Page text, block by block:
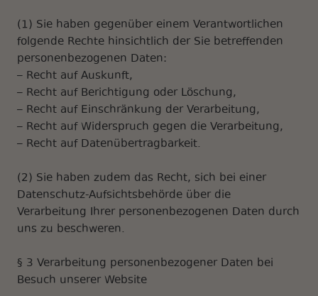
(1) Sie haben gegenüber einem Verantwortlichen
folgende Rechte hinsichtlich der Sie betreffenden
personenbezogenen Daten:
– Recht auf Auskunft,
– Recht auf Berichtigung oder Löschung,
– Recht auf Einschränkung der Verarbeitung,
– Recht auf Widerspruch gegen die Verarbeitung,
– Recht auf Datenübertragbarkeit.
(2) Sie haben zudem das Recht, sich bei einer
Datenschutz-Aufsichtsbehörde über die
Verarbeitung Ihrer personenbezogenen Daten durch
uns zu beschweren.
§ 3 Verarbeitung personenbezogener Daten bei
Besuch unserer Website